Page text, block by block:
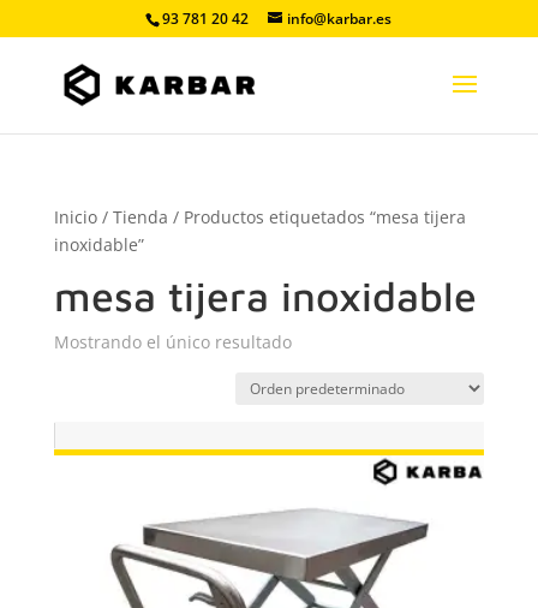
93 781 20 42 info@karbar.es
Inicio/ Tienda / Productos etiquetados “mesa tijera
inoxidable”
mesa tijera inoxidable
Mostrando el único resultado